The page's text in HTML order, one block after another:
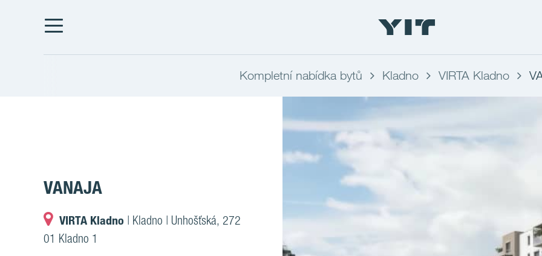
Kompletní nabídka bytů Kladno VIRTA Kladno
VANAJA
VIRTA Kladno | Kladno | Unhošťská, 272
01 Kladno 1